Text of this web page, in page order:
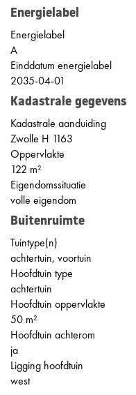
Energielabel
Energielabel
A
Einddatum energielabel
2035-04-01
Kadastrale gegevens
Kadastrale aanduiding
Zwolle H 1163
Oppervlakte
122 m²
Eigendomssituatie
volle eigendom
Buitenruimte
Tuintype(n)
achtertuin, voortuin
Hoofdtuin type
achtertuin
Hoofdtuin oppervlakte
50 m²
Hoofdtuin achterom
ja
Ligging hoofdtuin
west